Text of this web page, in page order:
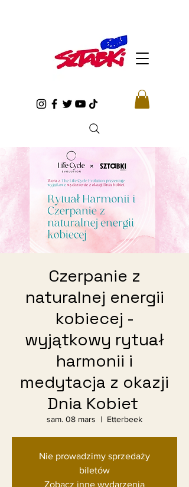
Czerpanie z
naturalnej energii
kobiecej -
wyjątkowy rytuał
harmonii i
medytacja z okazji
Dnia Kobiet
sam. 08 mars
  |
Etterbeek
Nie prowadzimy sprzedaży
biletów
Zobacz inne wydarzenia